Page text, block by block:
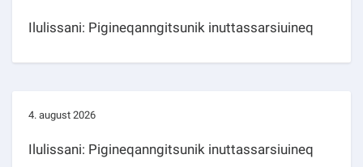
Ilulissani: Pigineqanngitsunik inuttassarsiuineq
4. august 2026
Ilulissani: Pigineqanngitsunik inuttassarsiuineq